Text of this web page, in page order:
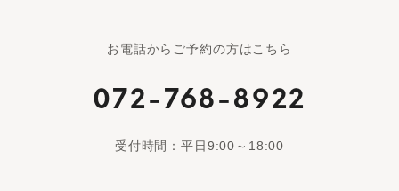
お電話からご予約の方はこちら
072-768-8922
受付時間：平日9:00～18:00